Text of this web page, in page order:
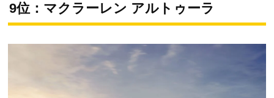
9位：マクラーレン アルトゥーラ